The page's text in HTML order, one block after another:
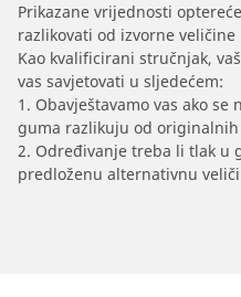
Prikazane vrijednosti
razlikovati od izvorne
Kao kvalificirani stručnjak,
vas savjetovati u sljedećem:
1. Obavještavamo vas ako
guma razlikuju od
2. Određivanje treba li tlak u
predloženu alternativnu